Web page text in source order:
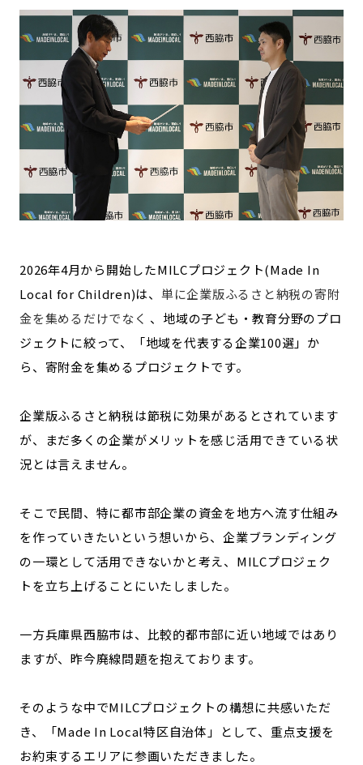
「人」から探す
記事ライター アンバサダー
お問い合わせ 会社概要
2026年4月から開始したMILCプロジェクト(Made In
Local for Children)は、 単に企業版ふるさと納税の寄附
金を集めるだけでなく 、地域の子ども・教育分野のプロ
ジェクトに絞って、「地域を代表する企業100選」か
ら、寄附金を集めるプロジェクトです。
企業版ふるさと納税は節税に効果があるとされています
が、まだ多くの企業がメリットを感じ活用できている状
況とは言えません。
そこで民間、特に都市部企業の資金を地方へ流す仕組み
を作っていきたいという想いから、企業ブランディング
の一環として活用できないかと考え、MILCプロジェク
トを立ち上げることにいたしました。
一方兵庫県西脇市は、比較的都市部に近い地域ではあり
ますが、昨今廃線問題を抱えております。
そのような中でMILCプロジェクトの構想に共感いただ
き、「Made In Local特区自治体」として、重点支援を
お約束するエリアに参画いただきました。